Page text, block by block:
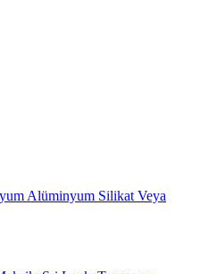
Alüminyum Silikat Veya